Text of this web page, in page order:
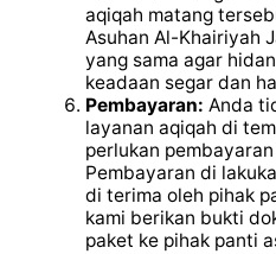
aqiqah matang
Asuhan Al-Khairiyah
yang sama agar
keadaan segar dan
Pembayaran: Anda
layanan aqiqah di
perlukan
Pembayaran di
di terima oleh pihak
kami berikan bukti
paket ke pihak panti